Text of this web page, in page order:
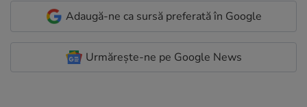
Adaugă-ne ca sursă preferată în Google
Urmărește-ne pe Google News